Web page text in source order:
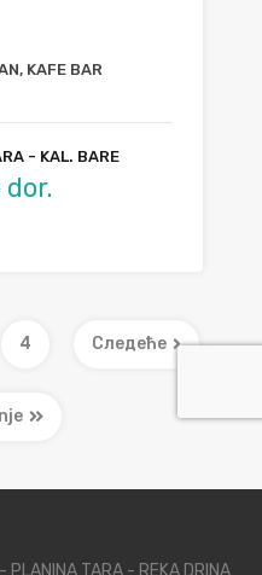
KAFE BAR
- KAL. BARE
4 Следеће
TARA - REKA DRINA